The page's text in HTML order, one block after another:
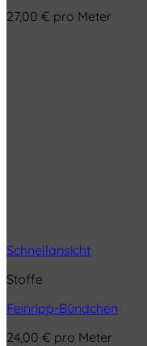
27,00 € pro Meter
Schnellansicht
Stoffe
Feinripp-Bündchen
24,00 € pro Meter